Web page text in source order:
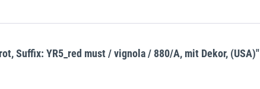
Suffix: YR5_red must / vignola / 880/A, mit Dekor, (USA)"